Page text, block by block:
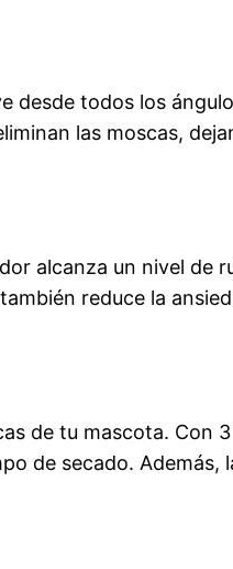
desde todos los
las moscas,
alcanza un nivel de
reduce la
de tu mascota. Con
de secado. Además,